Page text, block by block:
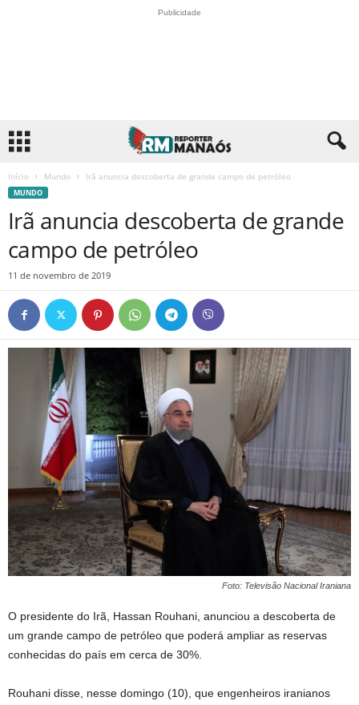
Publicidade
Início Mundo Irã anuncia descoberta de grande campo de petróleo
MUNDO
Irã anuncia descoberta de grande
campo de petróleo
11 de novembro de 2019
Foto: Televisão Nacional Iraniana
O presidente do Irã, Hassan Rouhani, anunciou a descoberta de
um grande campo de petróleo que poderá ampliar as reservas
conhecidas do país em cerca de 30%.
Rouhani disse, nesse domingo (10), que engenheiros iranianos